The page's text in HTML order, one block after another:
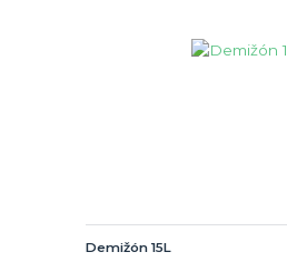
Demižón 15L